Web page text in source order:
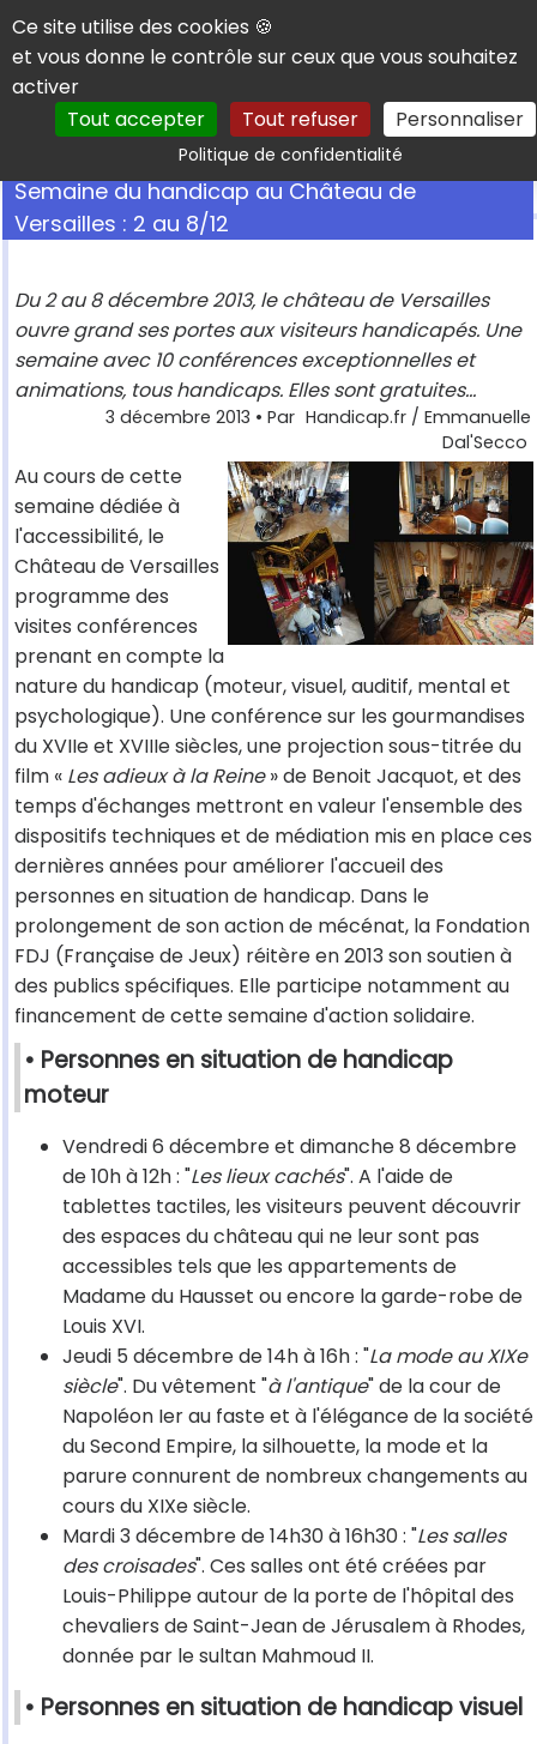
Panneau de gestion des cookies
Ce site utilise des cookies 🍪
et vous donne le contrôle sur ceux que vous souhaitez
activer
Tout accepter
Tout refuser Personnaliser
Politique de confidentialitéRechercher
Semaine du handicap au Château de
Versailles : 2 au 8/12
Du 2 au 8 décembre 2013, le château de Versailles
ouvre grand ses portes aux visiteurs handicapés. Une
semaine avec 10 conférences exceptionnelles et
animations, tous handicaps. Elles sont gratuites...
3 décembre 2013 • Par Handicap.fr / Emmanuelle
Dal'Secco
Au cours de cette
semaine dédiée à
l'accessibilité, le
Château de Versailles
programme des
visites conférences
prenant en compte la
nature du handicap (moteur, visuel, auditif, mental et
psychologique). Une conférence sur les gourmandises
du XVIIe et XVIIIe siècles, une projection sous-titrée du
film « Les adieux à la Reine» de Benoit Jacquot, et des
temps d'échanges mettront en valeur l'ensemble des
dispositifs techniques et de médiation mis en place ces
dernières années pour améliorer l'accueil des
personnes en situation de handicap. Dans le
prolongement de son action de mécénat, la Fondation
FDJ (Française de Jeux) réitère en 2013 son soutien à
des publics spécifiques. Elle participe notamment au
financement de cette semaine d'action solidaire.
• Personnes en situation de handicap
moteur
Vendredi 6 décembre et dimanche 8 décembre
de 10h à 12h : "Les lieux cachés". A l'aide de
tablettes tactiles, les visiteurs peuvent découvrir
des espaces du château qui ne leur sont pas
accessibles tels que les appartements de
Madame du Hausset ou encore la garde-robe de
Louis XVI.
Jeudi 5 décembre de 14h à 16h : "La mode au XIXe
siècle". Du vêtement "à l'antique" de la cour de
Napoléon Ier au faste et à l'élégance de la société
du Second Empire, la silhouette, la mode et la
parure connurent de nombreux changements au
cours du XIXe siècle.
Mardi 3 décembre de 14h30 à 16h30 : "Les salles
des croisades". Ces salles ont été créées par
Louis-Philippe autour de la porte de l'hôpital des
chevaliers de Saint-Jean de Jérusalem à Rhodes,
donnée par le sultan Mahmoud II.
• Personnes en situation de handicap visuel